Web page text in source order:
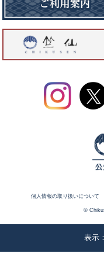
個人情報の取り扱いについて
©
表示